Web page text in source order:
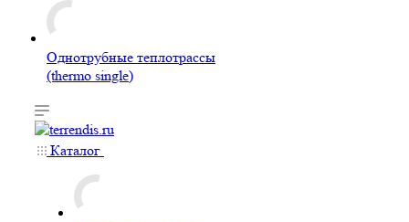
Однотрубные теплотрассы
(thermo single)
Каталог